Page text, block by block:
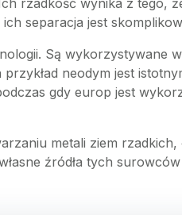
rzadkość wynika z tego,
separacja jest
Są wykorzystywane
neodym jest
gdy europ jest
metali ziem
źródła tych